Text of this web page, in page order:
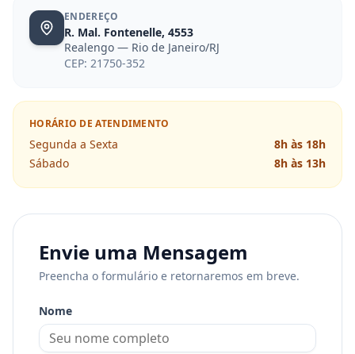
ENDEREÇO
R. Mal. Fontenelle, 4553
Realengo — Rio de Janeiro/RJ
CEP: 21750-352
HORÁRIO DE ATENDIMENTO
Segunda a Sexta
8h às 18h
Sábado
8h às 13h
Envie uma Mensagem
Preencha o formulário e retornaremos em breve.
Nome